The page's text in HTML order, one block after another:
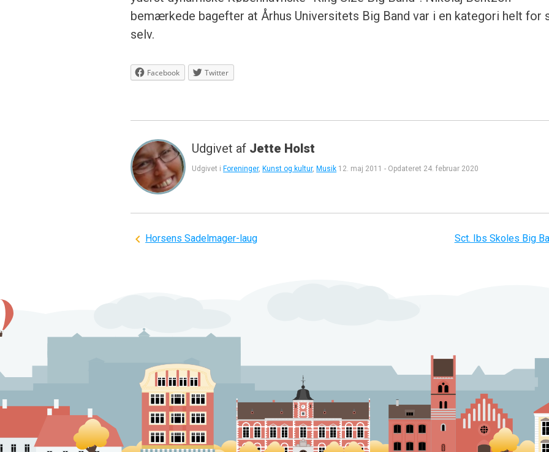
bemærkede bagefter at Århus Universitets Big Band var i en kategori helt for
selv.
Facebook Twitter
Udgivet af Jette Holst
Udgivet iForeninger,Kunst og kultur,Musik 12. maj 2011 - Opdateret 24. februar 2020
Indlægsnavigation
Horsens Sadelmager-laug Sct. Ibs Skoles Big